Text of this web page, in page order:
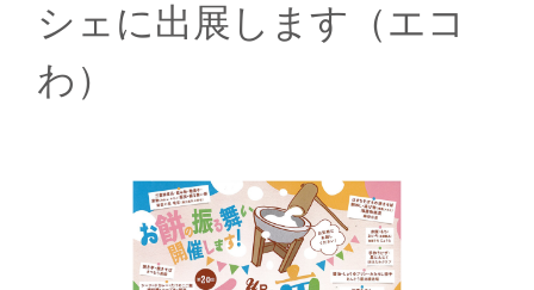
シェに出展します（エコ
わ）